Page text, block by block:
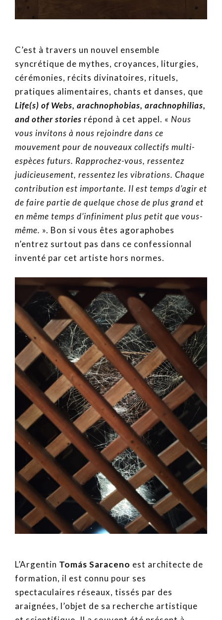
C’est à travers un nouvel ensemble
syncrétique de mythes, croyances, liturgies,
cérémonies, récits divinatoires, rituels,
pratiques alimentaires, chants et danses, que
Life(s) of Webs, arachnophobias, arachnophilias,
and other stories répond à cet appel. « Nous
vous invitons à nous rejoindre dans ce
mouvement pour de nouveaux collectifs multi-
espèces futurs. Rapprochez-vous, ressentez
judicieusement, ressentez les vibrations. Chaque
contribution est importante. Il est temps d’agir et
de faire partie de quelque chose de plus grand et
en même temps d’infiniment plus petit que vous-
même. ». Bon si vous êtes agoraphobes
n’entrez surtout pas dans ce confessionnal
inventé par cet artiste hors normes.
L’Argentin Tomás Saraceno est architecte de
formation, il est connu pour ses
spectaculaires réseaux, tissés par des
araignées, l’objet de sa recherche artistique